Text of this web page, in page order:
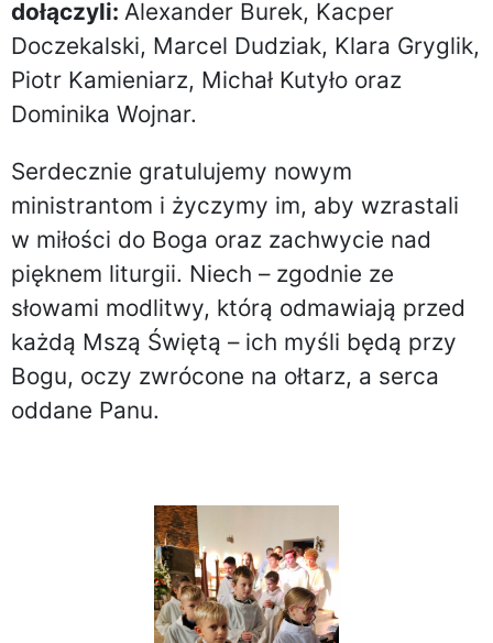
dołączyli: Alexander Burek, Kacper
Doczekalski, Marcel Dudziak, Klara Gryglik,
Piotr Kamieniarz, Michał Kutyło oraz
Dominika Wojnar.
Serdecznie gratulujemy nowym
ministrantom i życzymy im, aby wzrastali
w miłości do Boga oraz zachwycie nad
pięknem liturgii. Niech – zgodnie ze
słowami modlitwy, którą odmawiają przed
każdą Mszą Świętą – ich myśli będą przy
Bogu, oczy zwrócone na ołtarz, a serca
oddane Panu.